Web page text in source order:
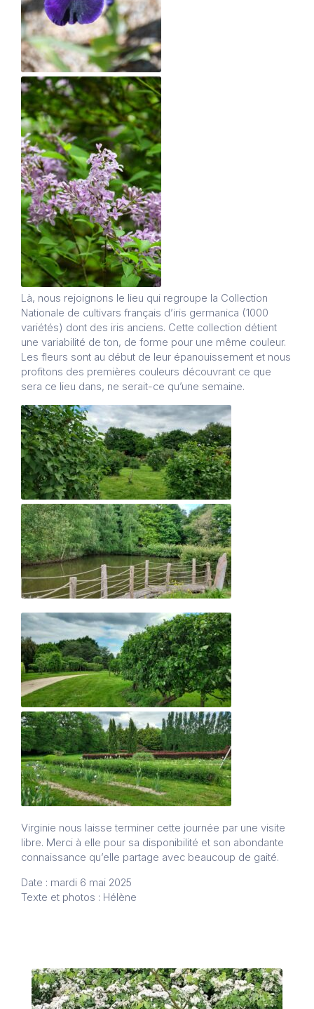
Là, nous rejoignons le lieu qui regroupe la Collection
Nationale de cultivars français d’iris germanica (1000
variétés) dont des iris anciens. Cette collection détient
une variabilité de ton, de forme pour une même couleur.
Les fleurs sont au début de leur épanouissement et nous
profitons des premières couleurs découvrant ce que
sera ce lieu dans, ne serait-ce qu’une semaine.
Virginie nous laisse terminer cette journée par une visite
libre. Merci à elle pour sa disponibilité et son abondante
connaissance qu’elle partage avec beaucoup de gaité.
Date : mardi 6 mai 2025
Texte et photos : Hélène